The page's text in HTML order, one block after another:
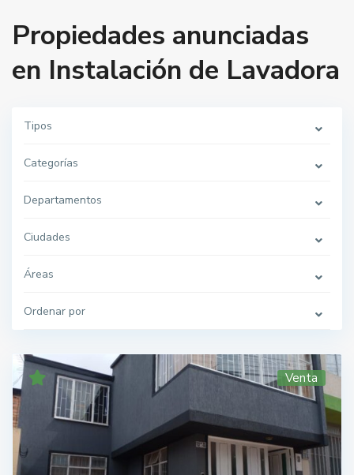
Propiedades anunciadas
en Instalación de Lavadora
Tipos
Categorías
Departamentos
Ciudades
Áreas
Ordenar por
Venta